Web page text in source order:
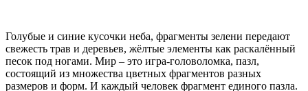
Голубые и синие кусочки неба, фрагменты зелени передают
свежесть трав и деревьев, жёлтые элементы как раскалённый
песок под ногами. Мир – это игра-головоломка, пазл,
состоящий из множества цветных фрагментов разных
размеров и форм. И каждый человек фрагмент единого пазла.